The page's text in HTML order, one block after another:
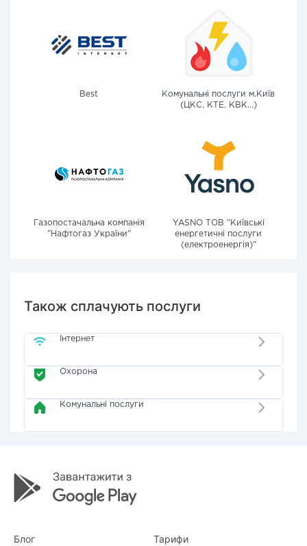
Best
Комунальні послуги м.Київ
(ЦКС, КТЕ, КВК...)
Газопостачальна компанія
"Нафтогаз України"
YASNO ТОВ "Київські
енергетичні послуги
(електроенергія)"
Також сплачують послуги
Інтернет
Охорона
Комунальні послуги
Блог Тарифи